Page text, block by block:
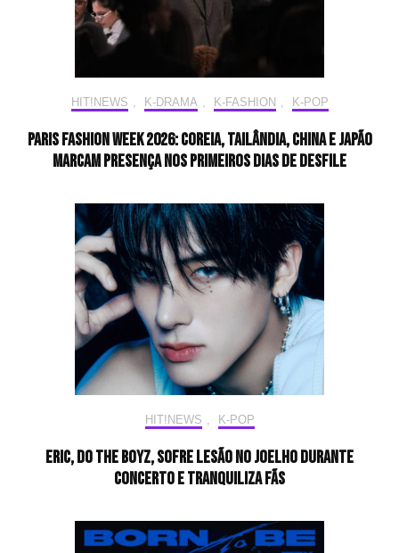
HIT!NEWS , K-DRAMA , K-FASHION , K-POP
Paris Fashion Week 2026: Coreia, Tailândia, China e Japão
marcam presença nos primeiros dias de desfile
HIT!NEWS , K-POP
ERIC, do THE BOYZ, sofre lesão no joelho durante
concerto e tranquiliza fãs